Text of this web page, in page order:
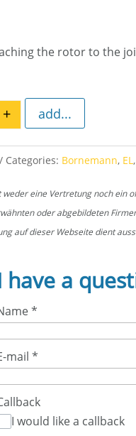
the rotor to the
kit rotor EL 375.2
+ add...
Categories: Bornemann, EL,
weder eine Vertretung noch
oder abgebildeten
auf dieser Webseite dient
have a
*
mail *
I would like a callback